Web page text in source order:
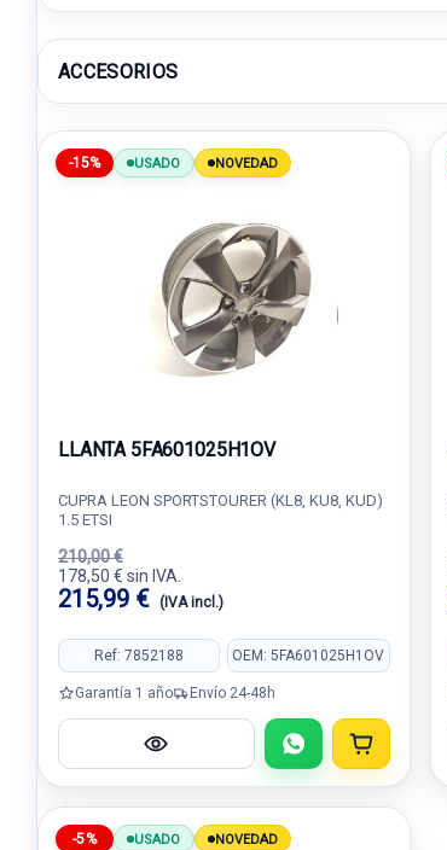
ACCESORIOS
-15% USADO NOVEDAD
LLANTA 5FA601025H1OV
CUPRA LEON SPORTSTOURER (KL8, KU8, KUD)
1.5 ETSI
210,00 €
178,50 € sin IVA.
215,99 € (IVA incl.)
Ref: 7852188 OEM: 5FA601025H1OV
Garantía 1 año Envío 24-48h
-5% USADO NOVEDAD